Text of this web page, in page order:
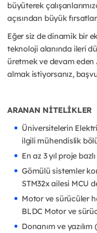
büyüterek
açısından büyük
Eğer siz de dinamik bir
teknoloji alanında ileri
üretmek ve devam
almak istiyorsanız,
ARANAN NİTELİKLER
Üniversitelerin
ilgili mühendislik
En az 3 yıl proje
Gömülü sistemler
STM32x ailesi MCU
Motor ve sürücüler
BLDC Motor ve
Donanım ve